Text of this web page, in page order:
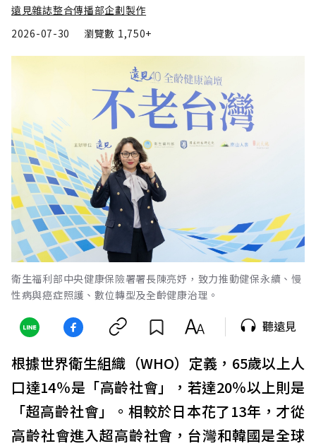
遠見雜誌整合傳播部企劃製作
2026-07-30
瀏覽數 1,750+
衛生福利部中央健康保險署署長陳亮妤，致力推動健保永續、慢
性病與癌症照護、數位轉型及全齡健康治理。
聽遠見
根據世界衛生組織（WHO）定義，65歲以上人
口達14％是「高齡社會」，若達20％以上則是
「超高齡社會」。相較於日本花了13年，才從
高齡社會進入超高齡社會，台灣和韓國是全球